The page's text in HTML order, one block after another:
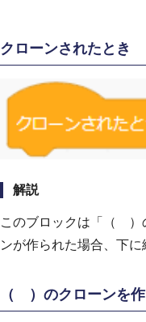
クローンされたとき
解説
このブロックは「（ ）
ンが作られた場合、下に
（ ）のクローンを